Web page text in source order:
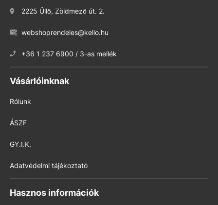
2225 Üllő, Zöldmező út. 2.
webshoprendeles@kello.hu
+36 1 237 6900 / 3-as mellék
Vásárlóinknak
Rólunk
ÁSZF
GY.I.K.
Adatvédelmi tájékoztató
Hasznos információk